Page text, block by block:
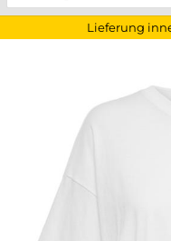
Lieferung